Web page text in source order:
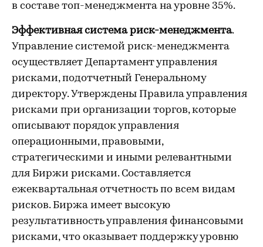
в составе топ-менеджмента на уровне 35%.
Эффективная система риск-менеджмента.
Управление системой риск-менеджмента
осуществляет Департамент управления
рисками, подотчетный Генеральному
директору. Утверждены Правила управления
рисками при организации торгов, которые
описывают порядок управления
операционными, правовыми,
стратегическими и иными релевантными
для Биржи рисками. Составляется
ежеквартальная отчетность по всем видам
рисков. Биржа имеет высокую
результативность управления финансовыми
рисками, что оказывает поддержку уровню